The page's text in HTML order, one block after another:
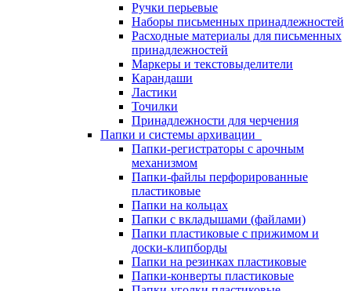
Ручки перьевые
Наборы письменных принадлежностей
Расходные материалы для письменных
принадлежностей
Маркеры и текстовыделители
Карандаши
Ластики
Точилки
Принадлежности для черчения
Папки и системы архивации
Папки-регистраторы с арочным
механизмом
Папки-файлы перфорированные
пластиковые
Папки на кольцах
Папки с вкладышами (файлами)
Папки пластиковые с прижимом и
доски-клипборды
Папки на резинках пластиковые
Папки-конверты пластиковые